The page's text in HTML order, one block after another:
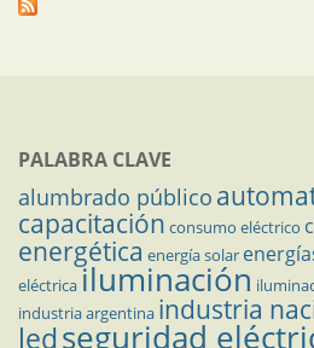
PALABRA CLAVE
alumbrado público
capacitación consumo eléctrico
energética energía solar
eléctricailuminación
industria argentina industria
ledseguridad